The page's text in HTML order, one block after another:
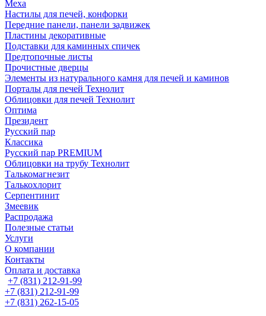
Меха
Настилы для печей, конфорки
Передние панели, панели задвижек
Пластины декоративные
Подставки для каминных спичек
Предтопочные листы
Прочистные дверцы
Элементы из натурального камня для печей и каминов
Порталы для печей Технолит
Облицовки для печей Технолит
Оптима
Президент
Русский пар
Классика
Русский пар PREMIUM
Облицовки на трубу Технолит
Талькомагнезит
Талькохлорит
Серпентинит
Змеевик
Распродажа
Полезные статьи
Услуги
О компании
Контакты
Оплата и доставка
+7 (831) 212-91-99
+7 (831) 212-91-99
+7 (831) 262-15-05